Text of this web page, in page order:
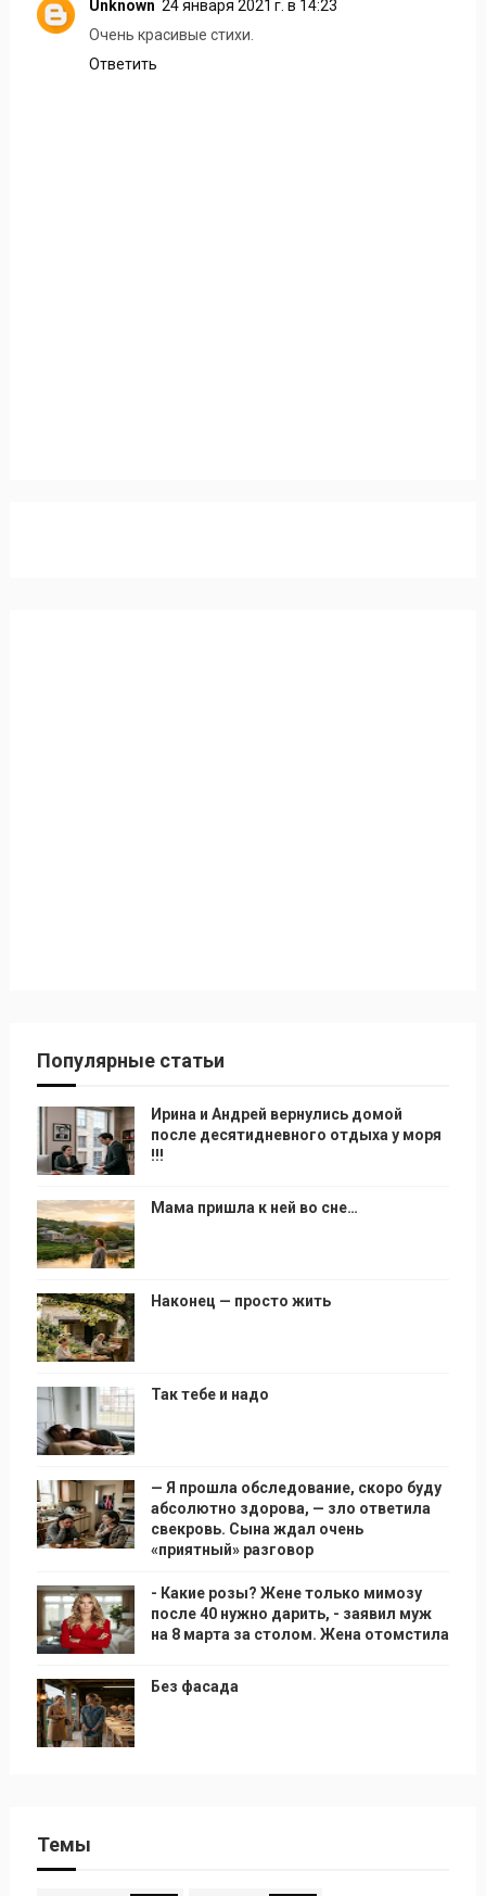
Unknown 24 января 2021 г. в 14:23
Очень красивые стихи.
Ответить
Популярные статьи
Ирина и Андрей вернулись домой
после десятидневного отдыха у моря
!!!
Мама пришла к ней во сне…
Наконец — просто жить
Так тебе и надо
— Я прошла обследование, скоро буду
абсолютно здорова, — зло ответила
свекровь. Сына ждал очень
«приятный» разговор
- Какие розы? Жене только мимозу
после 40 нужно дарить, - заявил муж
на 8 марта за столом. Жена отомстила
Без фасада
Темы